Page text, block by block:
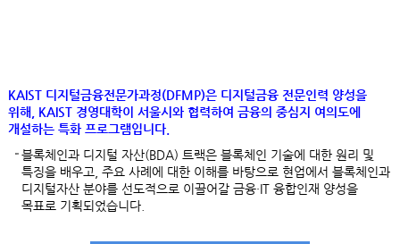
KAIST 디지털금융전문가과정(DFMP)은 디지털금융 전문인력 양성을
위해, KAIST 경영대학이 서울시와 협력하여 금융의 중심지 여의도에
개설하는 특화 프로그램입니다.
블록체인과 디지털 자산(BDA) 트랙은 블록체인 기술에 대한 원리 및
특징을 배우고, 주요 사례에 대한 이해를 바탕으로 현업에서 블록체인과
디지털자산 분야를 선도적으로 이끌어갈 금융·IT 융합인재 양성을
목표로 기획되었습니다.